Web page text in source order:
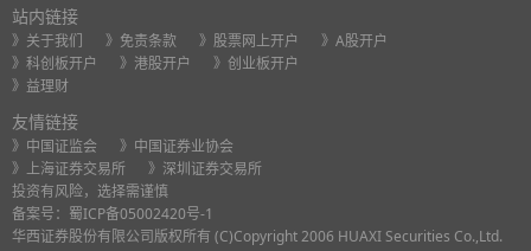
站内链接
》关于我们 》免责条款 》股票网上开户
》A股开户
》科创板开户
》港股开户
》创业板开户
》益理财
友情链接
》中国证监会
》中国证券业协会
》上海证券交易所
》深圳证券交易所
投资有风险，选择需谨慎
备案号： 蜀ICP备05002420号-1
华西证券股份有限公司版权所有 (C)Copyright 2006 HUAXI Securities Co.,Ltd.